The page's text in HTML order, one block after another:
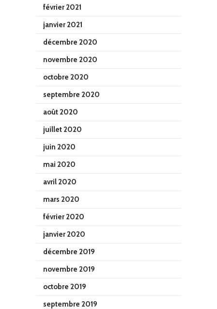
février 2021
janvier 2021
décembre 2020
novembre 2020
octobre 2020
septembre 2020
août 2020
juillet 2020
juin 2020
mai 2020
avril 2020
mars 2020
février 2020
janvier 2020
décembre 2019
novembre 2019
octobre 2019
septembre 2019